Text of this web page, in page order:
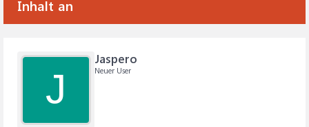
Inhalt an
J
Jaspero
Neuer User